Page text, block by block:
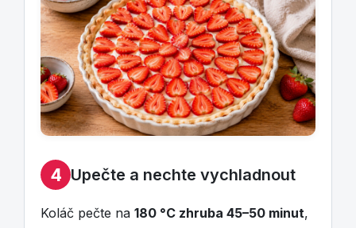
4 Upečte a nechte vychladnout
Koláč pečte na 180 °C zhruba 45–50 minut,